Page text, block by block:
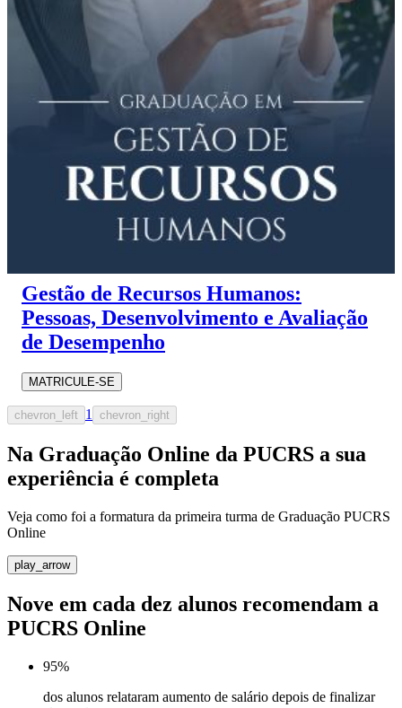
Gestão de Recursos Humanos:
Pessoas, Desenvolvimento e Avaliação
de Desempenho
MATRICULE-SE
chevron_left 1 chevron_right
Na Graduação Online da PUCRS a sua
experiência é completa
Veja como foi a formatura da primeira turma de Graduação PUCRS
Online
play_arrow
Nove em cada dez alunos recomendam a
PUCRS Online
95%
dos alunos relataram aumento de salário depois de finalizar